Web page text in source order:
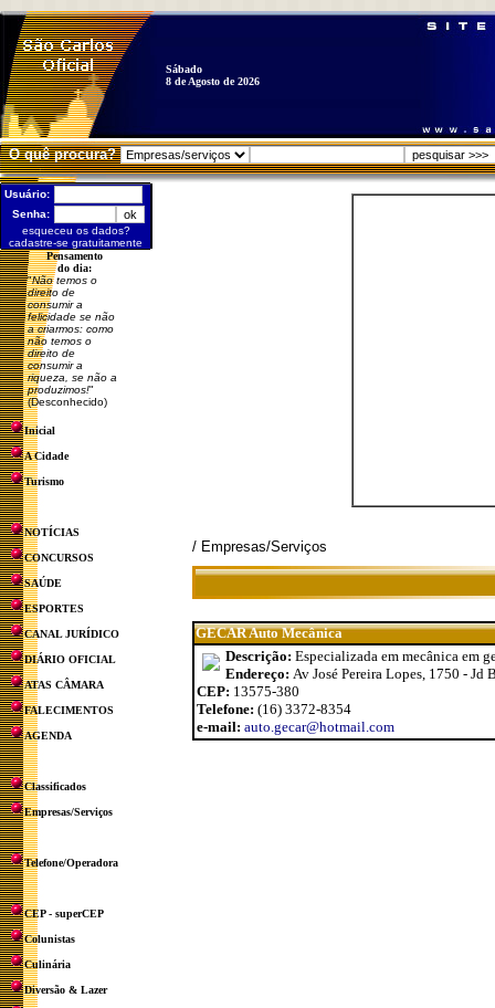
Sábado
8 de Agosto de 2026
O quê procura?
Usuário:
Senha:
esqueceu os dados?
cadastre-se gratuitamente
Pensamento
do dia:
"Não temos o
direito de
consumir a
felicidade se não
a criarmos: como
não temos o
direito de
consumir a
riqueza, se não a
produzimos!"
(Desconhecido)
Inicial
A Cidade
Turismo
NOTÍCIAS
CONCURSOS
SAÚDE
ESPORTES
CANAL JURÍDICO
DIÁRIO OFICIAL
ATAS CÂMARA
FALECIMENTOS
AGENDA
Classificados
Empresas/Serviços
Telefone/Operadora
CEP - superCEP
Colunistas
Culinária
Diversão & Lazer
/ Empresas/Serviços
GECAR Auto Mecânica
Descrição: Especializada em mecânica em
Endereço: Av José Pereira Lopes, 1750 - Jd
CEP: 13575-380
Telefone: (16) 3372-8354
e-mail: auto.gecar@hotmail.com